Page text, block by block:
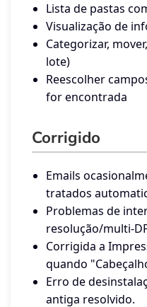
Lista de pastas
Visualização de
Categorizar,
lote)
Reescolher
for encontrada
Corrigido
Emails
tratados
Problemas de
resolução/multi-
Corrigida a
quando
Erro de
antiga resolvido.